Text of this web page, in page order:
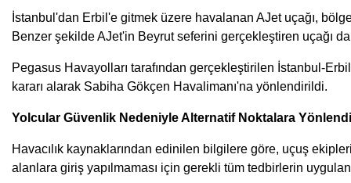
İstanbul'dan Erbil'e gitmek üzere havalanan AJet uçağı,
Benzer şekilde AJet'in Beyrut seferini gerçekleştiren uçağı
Pegasus Havayolları tarafından gerçekleştirilen İstanbul-
kararı alarak Sabiha Gökçen Havalimanı'na yönlendirildi.
Yolcular Güvenlik Nedeniyle Alternatif Noktalara
Havacılık kaynaklarından edinilen bilgilere göre, uçuş
alanlara giriş yapılmaması için gerekli tüm tedbirlerin